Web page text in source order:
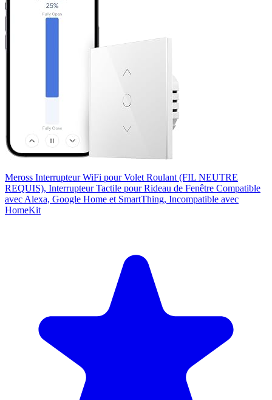
Meross Interrupteur WiFi pour Volet Roulant (FIL NEUTRE
REQUIS), Interrupteur Tactile pour Rideau de Fenêtre Compatible
avec Alexa, Google Home et SmartThing, Incompatible avec
HomeKit